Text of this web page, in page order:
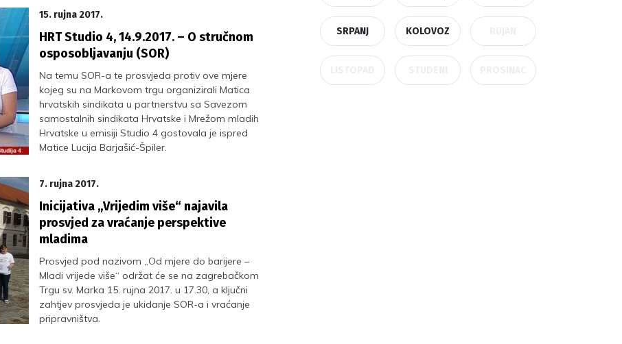
perspektive mladima okupilo se oko 300 ljudi.
15. rujna 2017.
HRT Studio 4, 14.9.2017. – O stručnom
osposobljavanju (SOR)
Na temu SOR-a te prosvjeda protiv ove mjere
kojeg su na Markovom trgu organizirali Matica
hrvatskih sindikata u partnerstvu sa Savezom
samostalnih sindikata Hrvatske i Mrežom mladih
Hrvatske u emisiji Studio 4 gostovala je ispred
Matice Lucija Barjašić-Špiler.
7. rujna 2017.
Inicijativa „Vrijedim više“ najavila
prosvjed za vraćanje perspektive
mladima
Prosvjed pod nazivom „Od mjere do barijere –
Mladi vrijede više“ održat će se na zagrebačkom
Trgu sv. Marka 15. rujna 2017. u 17.30, a ključni
zahtjev prosvjeda je ukidanje SOR-a i vraćanje
pripravništva.
SRPANJ KOLOVOZ